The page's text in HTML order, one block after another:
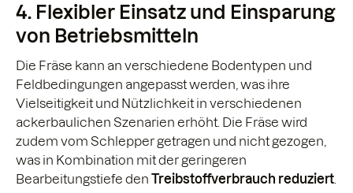
4. Flexibler Einsatz und Einsparung
von Betriebsmitteln
Die Fräse kann an verschiedene Bodentypen und
Feldbedingungen angepasst werden, was ihre
Vielseitigkeit und Nützlichkeit in verschiedenen
ackerbaulichen Szenarien erhöht. Die Fräse wird
zudem vom Schlepper getragen und nicht gezogen,
was in Kombination mit der geringeren
Bearbeitungstiefe den Treibstoffverbrauch reduziert